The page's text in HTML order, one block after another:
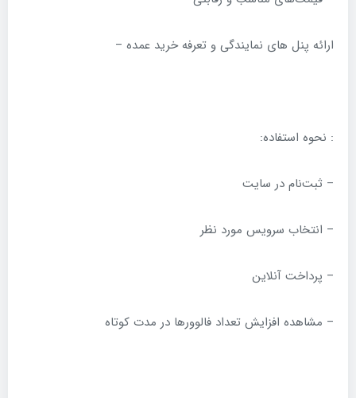
ارائه پنل های نمایندگی و تعرفه خرید عمده –
: نحوه استفاده:
– ثبت‌نام در سایت
– انتخاب سرویس مورد نظر
– پرداخت آنلاین
– مشاهده افزایش تعداد فالوورها در مدت کوتاه